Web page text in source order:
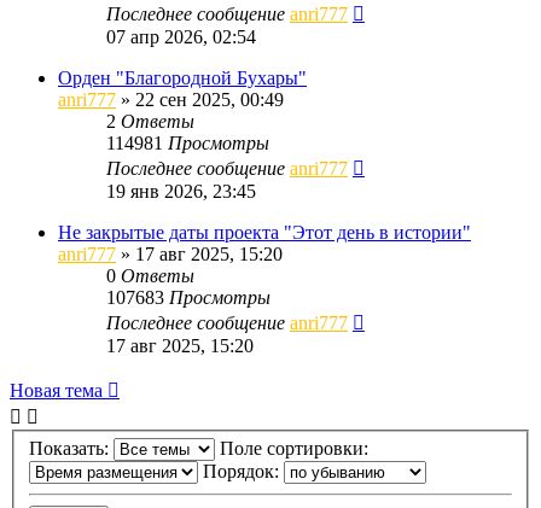
Последнее сообщение anri777
07 апр 2026, 02:54
Орден "Благородной Бухары"
anri777 » 22 сен 2025, 00:49
2 Ответы
114981 Просмотры
Последнее сообщение anri777
19 янв 2026, 23:45
Не закрытые даты проекта "Этот день в истории"
anri777 » 17 авг 2025, 15:20
0 Ответы
107683 Просмотры
Последнее сообщение anri777
17 авг 2025, 15:20
Новая тема
Показать:
Поле сортировки:
Порядок: